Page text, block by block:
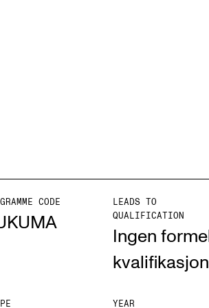
Student Committee (SUT)
CODE
LEADS TO
QUALIFICATION
Ingen formell
kvalifikasjon
YEAR